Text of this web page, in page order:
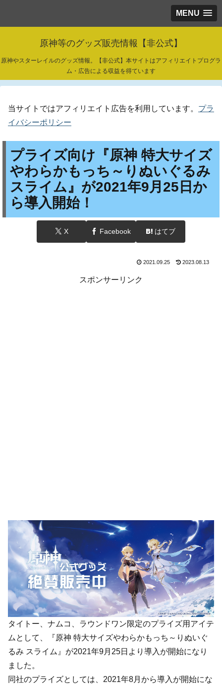
MENU
原神等のグッズ販売情報【非公式】
原神やスターレイルのグッズ情報。【非公式】本サイトはアフィリエイトプログラ
ム・広告による収益を得ています
当サイトではアフィリエイト広告を利用しています。 プラ
イバシーポリシー
プライズ向け『原神 特大サイズ
やわらかもっち～りぬいぐるみ
スライム』が2021年9月25日か
ら導入開始！
X Facebook はてブ
2021.09.25 2023.08.13
スポンサーリンク
タイトー、ナムコ、ラウンドワン限定のプライズ用アイテ
ムとして、『原神 特大サイズやわらかもっち～りぬいぐ
るみ スライム』が2021年9月25日より導入が開始になり
ました。
同社のプライズとしては、2021年8月から導入が開始にな